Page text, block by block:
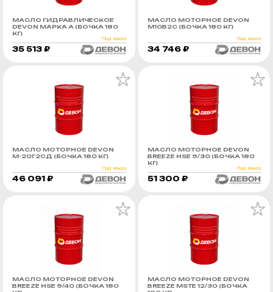
МАСЛО ГИДРАВЛИЧЕСКОЕ
DEVON МАРКА А (БОЧКА 180
КГ)
Под заказ
35 513 ₽
МАСЛО МОТОРНОЕ DEVON
М10В2C (БОЧКА 180 КГ)
Под заказ
34 746 ₽
МАСЛО МОТОРНОЕ DEVON
М-20Г2СД (БОЧКА 180 КГ)
Под заказ
46 091 ₽
МАСЛО МОТОРНОЕ DEVON
BREEZE HSE 9/30 (БОЧКА 180
КГ)
Под заказ
51 300 ₽
МАСЛО МОТОРНОЕ DEVON
BREEZE HSE 9/40 (БОЧКА 180
МАСЛО МОТОРНОЕ DEVON
BREEZE MSTE 12/30 (БОЧКА